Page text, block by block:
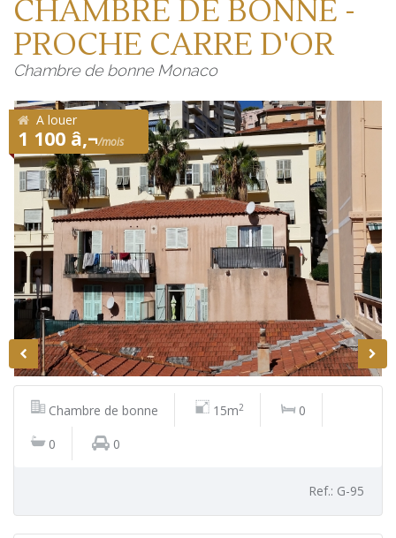
Italiano
CHAMBRE DE BONNE -
PROCHE CARRE D'OR
Chambre de bonne Monaco
A louer
1 100 â‚¬/mois
Chambre de bonne 15m2
0
0
0
Ref.: G-95